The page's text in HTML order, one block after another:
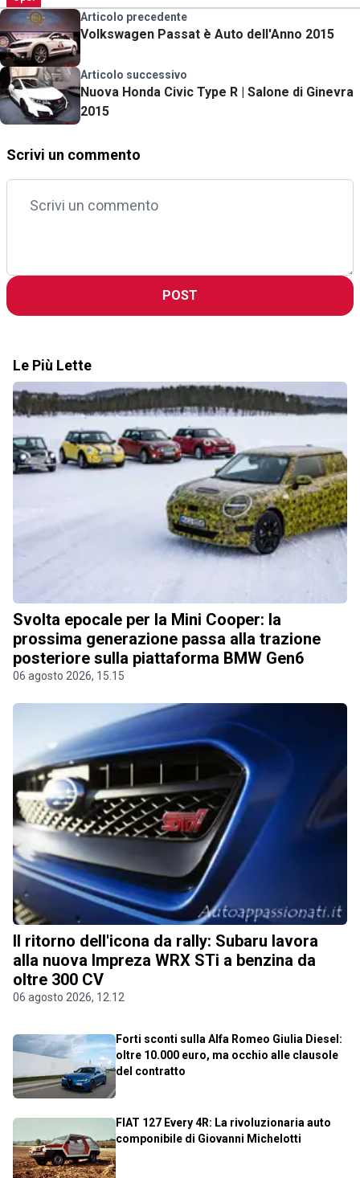
Articolo precedente
Volkswagen Passat è Auto dell'Anno 2015
Articolo successivo
Nuova Honda Civic Type R | Salone di Ginevra
2015
Scrivi un commento
POST
Le Più Lette
Svolta epocale per la Mini Cooper: la
prossima generazione passa alla trazione
posteriore sulla piattaforma BMW Gen6
06 agosto 2026, 15.15
Il ritorno dell'icona da rally: Subaru lavora
alla nuova Impreza WRX STi a benzina da
oltre 300 CV
06 agosto 2026, 12.12
Forti sconti sulla Alfa Romeo Giulia Diesel:
oltre 10.000 euro, ma occhio alle clausole
del contratto
FIAT 127 Every 4R: La rivoluzionaria auto
componibile di Giovanni Michelotti